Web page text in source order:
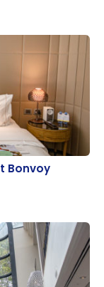
Bonvoy